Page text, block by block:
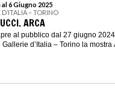
6 Giugno 2025
D’ITALIA – TORINO
ARCA
al pubblico dal 27 giugno
d’Italia – Torino la mostra